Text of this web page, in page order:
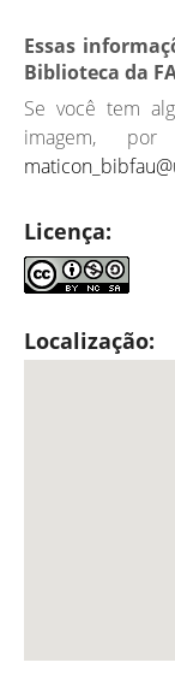
Essas
Biblioteca da
Se você tem
imagem,
Licença:
Localização: